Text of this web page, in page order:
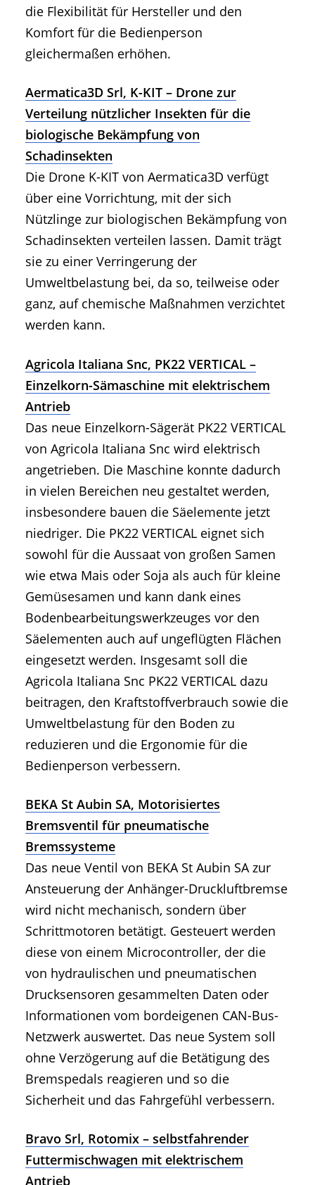
die Flexibilität für Hersteller und den
Komfort für die Bedienperson
gleichermaßen erhöhen.
Aermatica3D Srl, K-KIT – Drone zur
Verteilung nützlicher Insekten für die
biologische Bekämpfung von
Schadinsekten
Die Drone K-KIT von Aermatica3D verfügt
über eine Vorrichtung, mit der sich
Nützlinge zur biologischen Bekämpfung von
Schadinsekten verteilen lassen. Damit trägt
sie zu einer Verringerung der
Umweltbelastung bei, da so, teilweise oder
ganz, auf chemische Maßnahmen verzichtet
werden kann.
Agricola Italiana Snc, PK22 VERTICAL –
Einzelkorn-Sämaschine mit elektrischem
Antrieb
Das neue Einzelkorn-Sägerät PK22 VERTICAL
von Agricola Italiana Snc wird elektrisch
angetrieben. Die Maschine konnte dadurch
in vielen Bereichen neu gestaltet werden,
insbesondere bauen die Säelemente jetzt
niedriger. Die PK22 VERTICAL eignet sich
sowohl für die Aussaat von großen Samen
wie etwa Mais oder Soja als auch für kleine
Gemüsesamen und kann dank eines
Bodenbearbeitungswerkzeuges vor den
Säelementen auch auf ungeflügten Flächen
eingesetzt werden. Insgesamt soll die
Agricola Italiana Snc PK22 VERTICAL dazu
beitragen, den Kraftstoffverbrauch sowie die
Umweltbelastung für den Boden zu
reduzieren und die Ergonomie für die
Bedienperson verbessern.
BEKA St Aubin SA, Motorisiertes
Bremsventil für pneumatische
Bremssysteme
Das neue Ventil von BEKA St Aubin SA zur
Ansteuerung der Anhänger-Druckluftbremse
wird nicht mechanisch, sondern über
Schrittmotoren betätigt. Gesteuert werden
diese von einem Microcontroller, der die
von hydraulischen und pneumatischen
Drucksensoren gesammelten Daten oder
Informationen vom bordeigenen CAN-Bus-
Netzwerk auswertet. Das neue System soll
ohne Verzögerung auf die Betätigung des
Bremspedals reagieren und so die
Sicherheit und das Fahrgefühl verbessern.
Bravo Srl, Rotomix – selbstfahrender
Futtermischwagen mit elektrischem
Antrieb